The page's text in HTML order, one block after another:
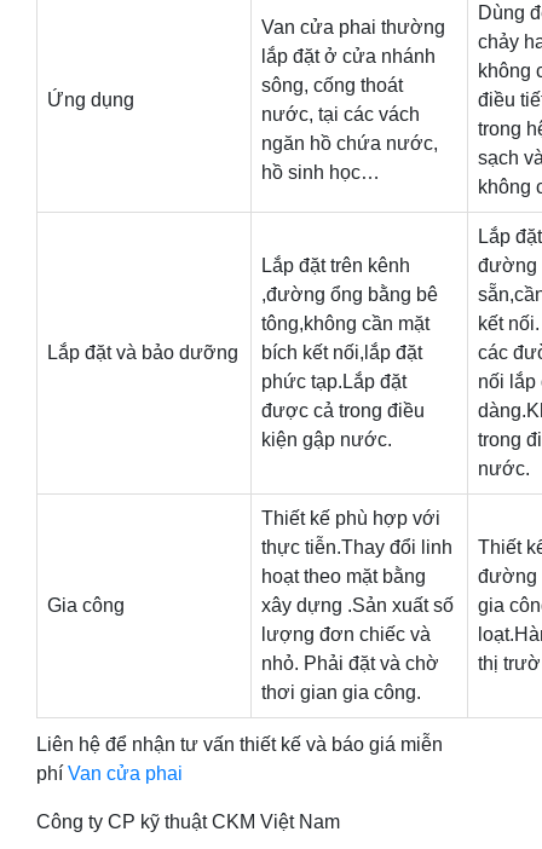
Ứng dụng
Van cửa phai thường
lắp đặt ở cửa nhánh
sông, cống thoát
nước, tại các vách
ngăn hồ chứa nước,
hồ sinh học…
Dùng
chảy
không
điều
trong
sạch
không
Lắp đặt và bảo dưỡng
Lắp đặt trên kênh
,đường ổng bằng bê
tông,không cần mặt
bích kết nối,lắp đặt
phức tạp.Lắp đặt
được cả trong điều
kiện gập nước.
Lắp
đường
kết
các
nối lắp
trong
nước.
Gia công
Thiết kế phù hợp với
thực tiễn.Thay đổi linh
hoạt theo mặt bằng
xây dựng .Sản xuất số
lượng đơn chiếc và
nhỏ. Phải đặt và chờ
thơi gian gia công.
Thiết
đường
gia
thị
Liên hệ để nhận tư vấn thiết kế và báo giá miễn
phí Van cửa phai
Công ty CP kỹ thuật CKM Việt Nam